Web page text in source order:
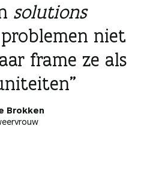
solutions
problemen niet
frame ze als
Brokken